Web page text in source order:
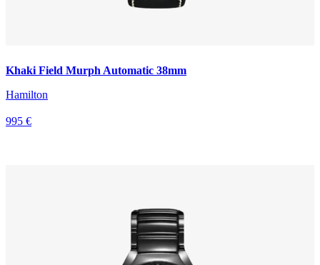
Khaki Field Murph Automatic 38mm
Hamilton
995 €